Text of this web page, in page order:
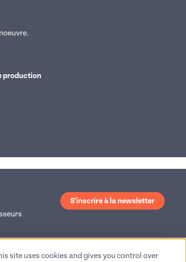
production
S'inscrire à la newsletter
site uses cookies and gives you control over